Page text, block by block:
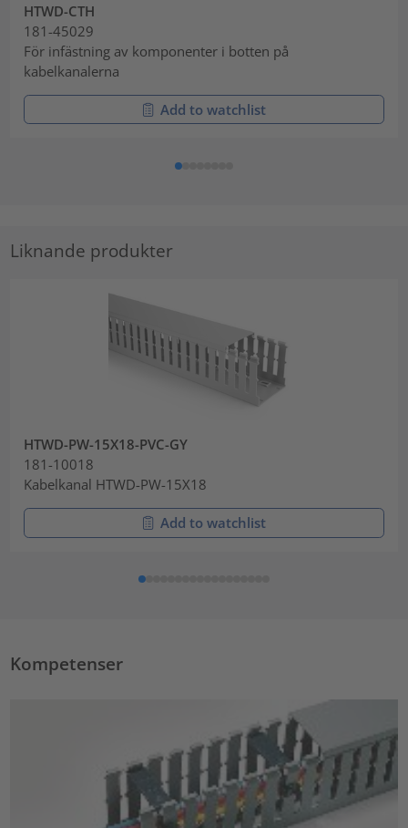
HTWD-CTH
181-45029
För infästning av komponenter i botten på
kabelkanalerna
Add to watchlist
Liknande produkter
HTWD-PW-15X18-PVC-GY
181-10018
Kabelkanal HTWD-PW-15X18
Add to watchlist
Kompetenser